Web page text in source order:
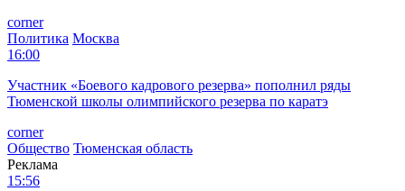
corner
Политика Москва
16:00
Участник «Боевого кадрового резерва» пополнил ряды
Тюменской школы олимпийского резерва по каратэ
corner
Общество Тюменская область
Реклама
15:56